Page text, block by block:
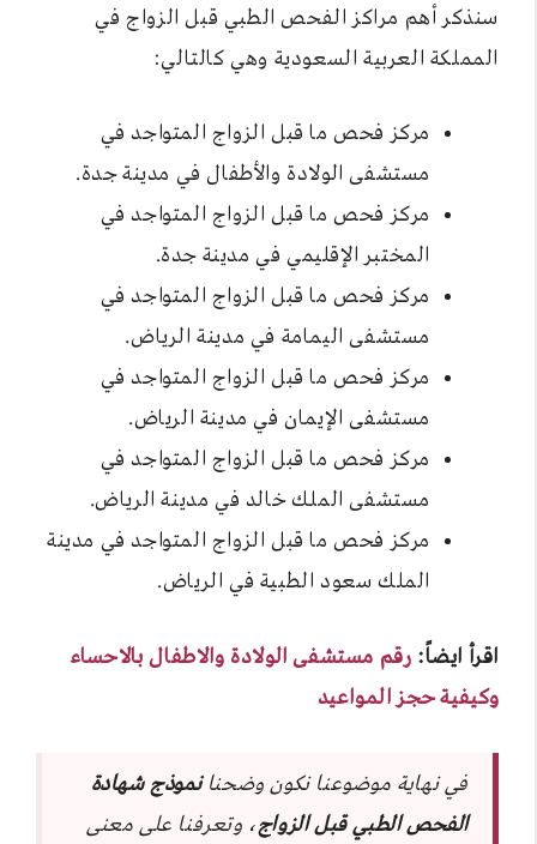
سنذكر أهم مراكز الفحص الطبي قبل الزواج في
المملكة العربية السعودية وهي كالتالي:
مركز فحص ما قبل الزواج المتواجد في
مستشفى الولادة والأطفال في مدينة جدة.
مركز فحص ما قبل الزواج المتواجد في
المختبر الإقليمي في مدينة جدة.
مركز فحص ما قبل الزواج المتواجد في
مستشفى اليمامة في مدينة الرياض.
مركز فحص ما قبل الزواج المتواجد في
مستشفى الإيمان في مدينة الرياض.
مركز فحص ما قبل الزواج المتواجد في
مستشفى الملك خالد في مدينة الرياض.
مركز فحص ما قبل الزواج المتواجد في مدينة
الملك سعود الطبية في الرياض.
اقرأ ايضاً: رقم مستشفى الولادة والاطفال بالاحساء
وكيفية حجز المواعيد
في نهاية موضوعنا نكون وضحنانموذج شهادة
الفحص الطبي قبل الزواج، وتعرفنا على معنى